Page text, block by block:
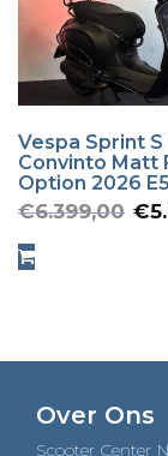
Vespa Sprint
Convinto Matt
Option 2026 E5
€6.399,00 €
Over Ons
Scooter Center